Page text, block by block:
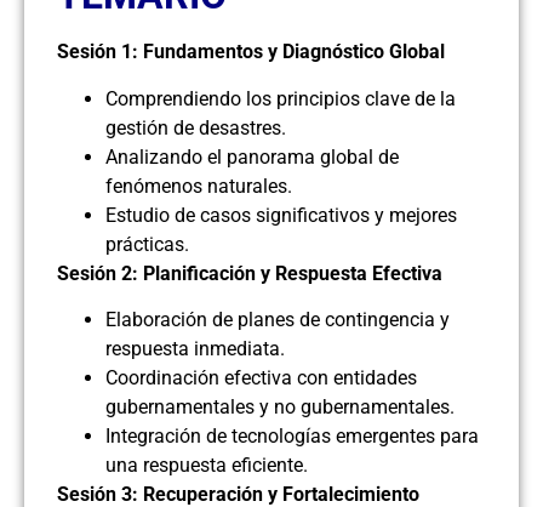
Sesión 1: Fundamentos y Diagnóstico Global
Comprendiendo los principios clave de la
gestión de desastres.
Analizando el panorama global de
fenómenos naturales.
Estudio de casos significativos y mejores
prácticas.
Sesión 2: Planificación y Respuesta Efectiva
Elaboración de planes de contingencia y
respuesta inmediata.
Coordinación efectiva con entidades
gubernamentales y no gubernamentales.
Integración de tecnologías emergentes para
una respuesta eficiente.
Sesión 3: Recuperación y Fortalecimiento